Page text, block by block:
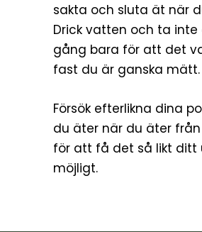
sakta och sluta ät när
Drick vatten och ta inte
gång bara för att det
fast du är ganska mätt.
Försök efterlikna dina
du äter när du äter
för att få det så likt ditt
möjligt.